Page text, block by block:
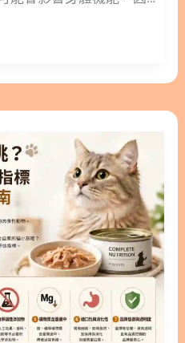
有15%來自於其他食
，並不代表就能完全解決
主子設計：貓無穀飼料
無穀貓飼料適合哪些貓
，在自然環境中幾乎不會
穀飼料在設計理念上，的
結構。 如果您的貓咪曾經
，那麼貓咪無穀飼料會是
，對於長期腸胃敏感的貓
能
推出了許多添加特定營養
入了解這類產品的特色，
胃到關節等5大領域，為
這篇文章能幫助您找到最
○ 加入追蹤 林安安營養
！ 隱藏/顯示內容目錄 內
機能罐？為貓咪健康加
？5大保健領域全解析
疫力與情緒支持 2.3. 皮膚
能 2.5. 關節與行動力維護
能主食罐的優勢 4. 打造
湯罐的搭配指南 5. 給貓
合的機能湯罐！ 6. 機能